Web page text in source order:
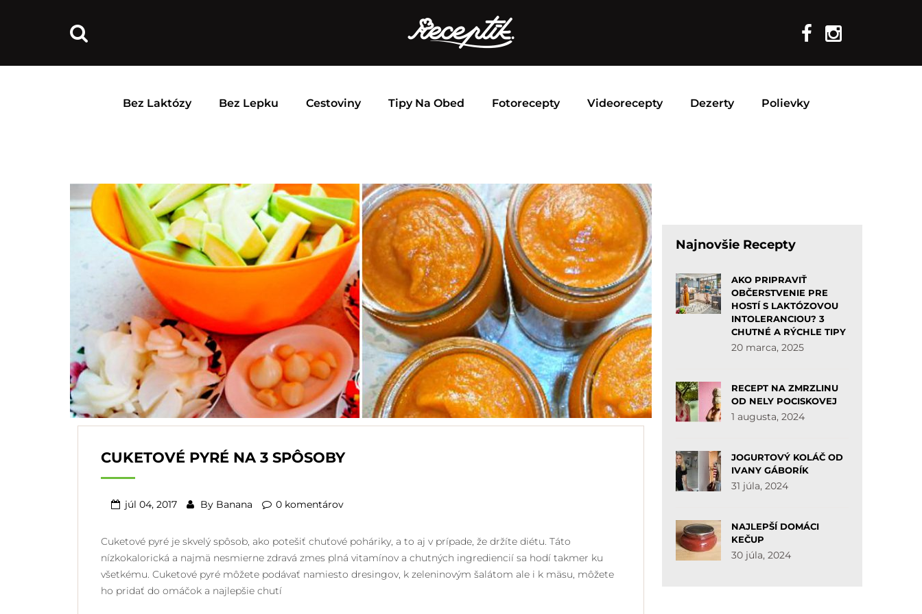
Bez Laktózy Bez Lepku Cestoviny Tipy Na Obed Fotorecepty Videorecepty Dezerty Polievky
CUKETOVÉ PYRÉ NA 3 SPÔSOBY
júl 04, 2017 By Banana 0 komentárov
Cuketové pyré je skvelý spôsob, ako potešiť chuťové poháriky, a to aj v prípade, že držíte diétu. Táto
nízkokalorická a najmä nesmierne zdravá zmes plná vitamínov a chutných ingrediencií sa hodí takmer ku
všetkému. Cuketové pyré môžete podávať namiesto dresingov, k zeleninovým šalátom ale i k mäsu, môžete
ho pridať do omáčok a najlepšie chutí
Najnovšie Recepty
AKO PRIPRAVIŤ
OBČERSTVENIE PRE
HOSTÍ S LAKTÓZOVOU
INTOLERANCIOU? 3
CHUTNÉ A RÝCHLE TIPY
20 marca, 2025
RECEPT NA ZMRZLINU
OD NELY POCISKOVEJ
1 augusta, 2024
JOGURTOVÝ KOLÁČ OD
IVANY GÁBORÍK
31 júla, 2024
NAJLEPŠÍ DOMÁCI
KEČUP
30 júla, 2024